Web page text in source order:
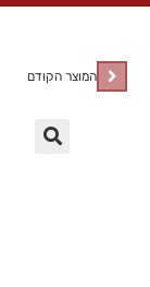
המוצר הקודם